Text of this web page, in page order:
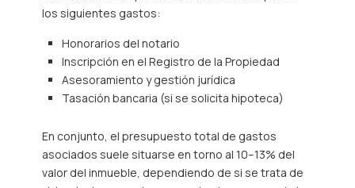
los siguientes gastos:
Honorarios del notario
Inscripción en el Registro de la Propiedad
Asesoramiento y gestión jurídica
Tasación bancaria (si se solicita hipoteca)
En conjunto, el presupuesto total de gastos
asociados suele situarse en torno al 10–13% del
valor del inmueble, dependiendo de si se trata de